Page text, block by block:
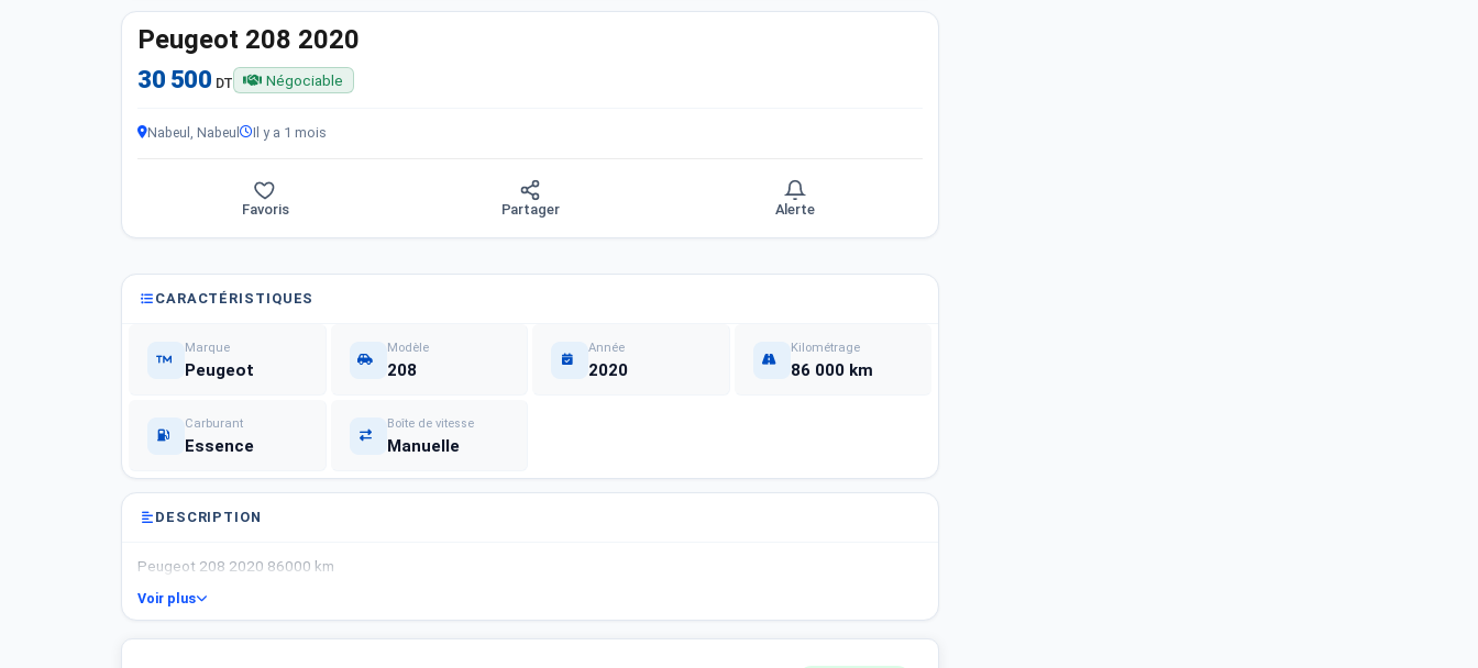
Peugeot 208 2020
30 500 DT Négociable
Nabeul, Nabeul Il y a 1 mois
Favoris Partager Alerte
CARACTÉRISTIQUES
Marque
Peugeot
Modèle
208
Année
2020
Kilométrage
86 000 km
Carburant
Essence
Boîte de vitesse
Manuelle
DESCRIPTION
Peugeot 208 2020 86000 km
Voir plus